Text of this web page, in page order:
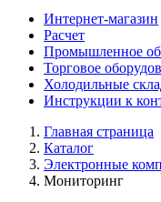
Интернет-магазин
Расчет
Промышленное
Торговое
Холодильные
Инструкции к
Главная страница
Каталог
Электронные
Мониторинг